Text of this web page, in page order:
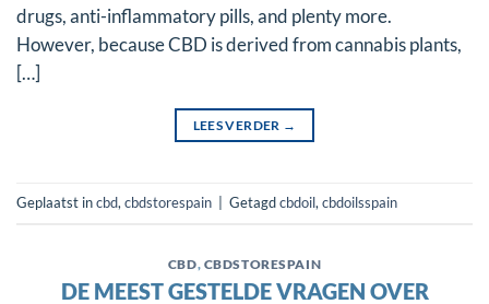
drugs, anti-inflammatory pills, and plenty more.
However, because CBD is derived from cannabis plants,
[…]
LEES VERDER →
Geplaatst incbd, cbdstorespain Getagdcbdoil, cbdoilsspain
CBD, CBDSTORESPAIN
DE MEEST GESTELDE VRAGEN OVER